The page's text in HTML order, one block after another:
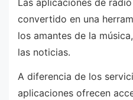
convertido en una
los amantes de la
las noticias.
A diferencia de los
aplicaciones ofrecen